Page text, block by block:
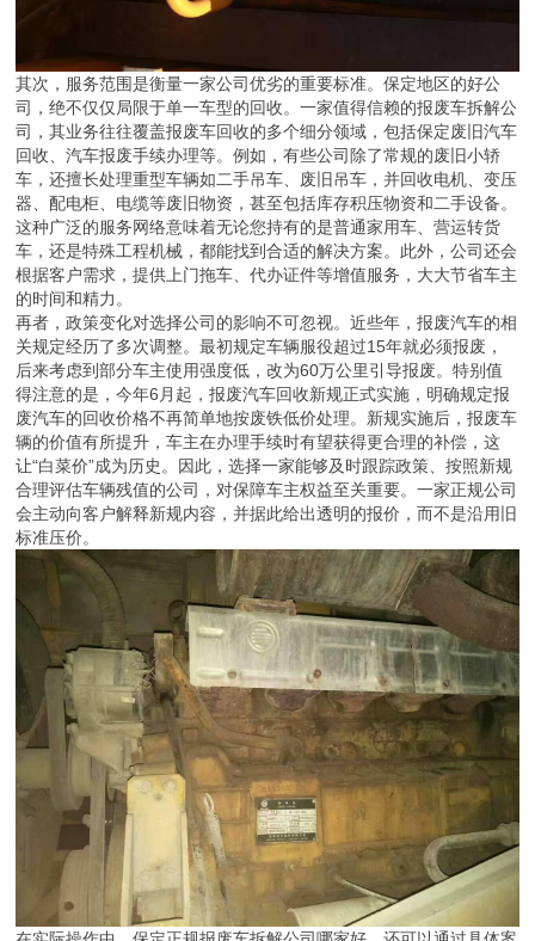
其次，服务范围是衡量一家公司优劣的重要标准。保定地区的好公
司，绝不仅仅局限于单一车型的回收。一家值得信赖的报废车拆解公
司，其业务往往覆盖报废车回收的多个细分领域，包括保定废旧汽车
回收、汽车报废手续办理等。例如，有些公司除了常规的废旧小轿
车，还擅长处理重型车辆如二手吊车、废旧吊车，并回收电机、变压
器、配电柜、电缆等废旧物资，甚至包括库存积压物资和二手设备。
这种广泛的服务网络意味着无论您持有的是普通家用车、营运转货
车，还是特殊工程机械，都能找到合适的解决方案。此外，公司还会
根据客户需求，提供上门拖车、代办证件等增值服务，大大节省车主
的时间和精力。
再者，政策变化对选择公司的影响不可忽视。近些年，报废汽车的相
关规定经历了多次调整。最初规定车辆服役超过15年就必须报废，
后来考虑到部分车主使用强度低，改为60万公里引导报废。特别值
得注意的是，今年6月起，报废汽车回收新规正式实施，明确规定报
废汽车的回收价格不再简单地按废铁低价处理。新规实施后，报废车
辆的价值有所提升，车主在办理手续时有望获得更合理的补偿，这
让“白菜价”成为历史。因此，选择一家能够及时跟踪政策、按照新规
合理评估车辆残值的公司，对保障车主权益至关重要。一家正规公司
会主动向客户解释新规内容，并据此给出透明的报价，而不是沿用旧
标准压价。